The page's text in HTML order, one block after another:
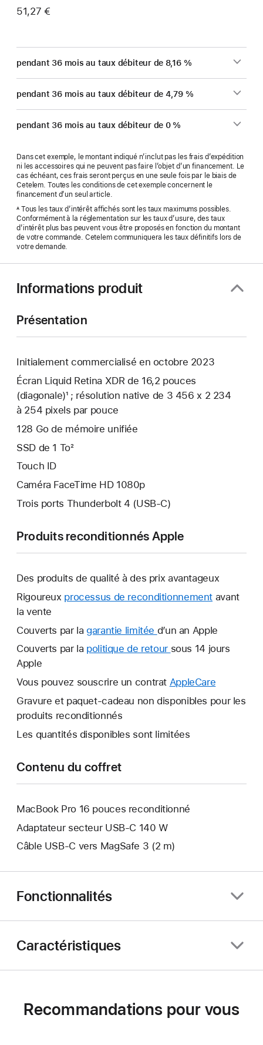
51,27 €
pendant 36 mois au taux débiteur de 8,16 %
pendant 36 mois au taux débiteur de 4,79 %
pendant 36 mois au taux débiteur de 0 %
Dans cet exemple, le montant indiqué n’inclut pas les frais d’expédition
ni les accessoires qui ne peuvent pas faire l’objet d’un financement. Le
cas échéant, ces frais seront perçus en une seule fois par le biais de
Cetelem. Toutes les conditions de cet exemple concernent le
financement d’un seul article.
ATous les taux d’intérêt affichés sont les taux maximums possibles.
Conformément à la réglementation sur les taux d’usure, des taux
d’intérêt plus bas peuvent vous être proposés en fonction du montant
de votre commande. Cetelem communiquera les taux définitifs lors de
votre demande.
Informations produit
Présentation
Initialement commercialisé en octobre 2023
Écran Liquid Retina XDR de 16,2 pouces
(diagonale)¹ ; résolution native de 3 456 x 2 234
à 254 pixels par pouce
128 Go de mémoire unifiée
SSD de 1 To²
Touch ID
Caméra FaceTime HD 1080p
Trois ports Thunderbolt 4 (USB-C)
Produits reconditionnés Apple
Des produits de qualité à des prix avantageux
Rigoureux processus de reconditionnement avant
la vente
Couverts par la garantie limitée Une
nouvelle
d’un an Apple
Couverts par la politique de retour Une
fenêtre
sous 14 jours
Apple
Vous pouvez souscrire un contrat AppleCare
nouvelle
Gravure et paquet-cadeau non disponibles pour les
produits reconditionnés
Les quantités disponibles sont limitées
Contenu du coffret
MacBook Pro 16 pouces reconditionné
Adaptateur secteur USB-C 140 W
Câble USB-C vers MagSafe 3 (2 m)
Fonctionnalités
Caractéristiques
Recommandations pour vous